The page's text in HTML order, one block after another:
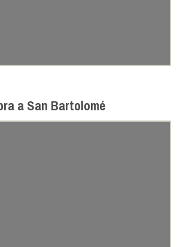
a San Bartolomé